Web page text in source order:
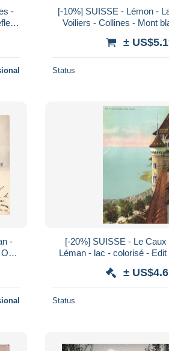
-
[-10%] SUISSE - Lémon - Lac - Barques -
Voiliers - Collines - Mont
±
Status
-
[-20%] SUISSE - Le Caux
Léman - lac - colorisé -
±
Status